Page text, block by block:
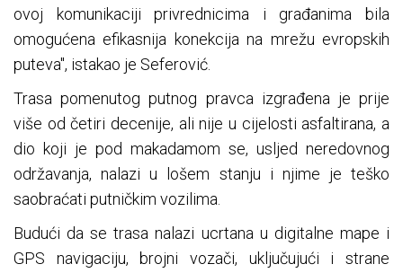
ovoj komunikaciji privrednicima i građanima bila
omogućena efikasnija konekcija na mrežu evropskih
puteva", istakao je Seferović.
Trasa pomenutog putnog pravca izgrađena je prije
više od četiri decenije, ali nije u cijelosti asfaltirana, a
dio koji je pod makadamom se, usljed neredovnog
održavanja, nalazi u lošem stanju i njime je teško
saobraćati putničkim vozilima.
Budući da se trasa nalazi ucrtana u digitalne mape i
GPS navigaciju, brojni vozači, uključujući i strane